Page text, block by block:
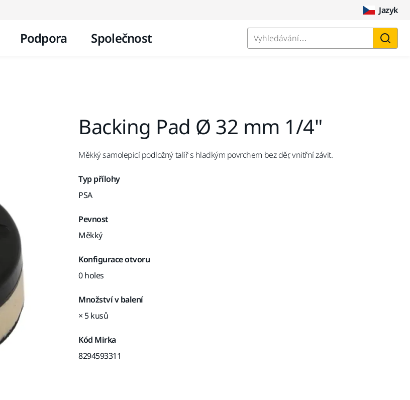
Jazyk
Podpora Společnost Vyhledávání…
Backing Pad Ø 32 mm 1/4"
Měkký samolepicí podložný talíř s hladkým povrchem bez děr, vnitřní závit.
Typ přílohy
PSA
Pevnost
Měkký
Konfigurace otvoru
0 holes
Množství v balení
× 5 kusů
Kód Mirka
8294593311